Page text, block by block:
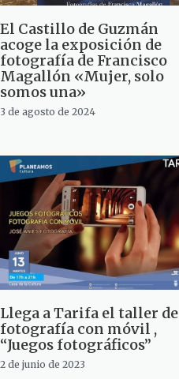
El Castillo de Guzmán
acoge la exposición de
fotografía de Francisco
Magallón «Mujer, solo
somos una»
3 de agosto de 2024
Llega a Tarifa el taller de
fotografía con móvil ,
“Juegos fotográficos”
2 de junio de 2023